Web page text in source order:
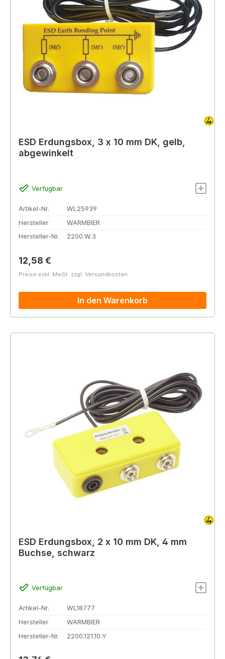
ESD Erdungsbox, 3 x 10 mm DK, gelb,
abgewinkelt
Verfügbar
Artikel-Nr.
WL25939
Hersteller
WARMBIER
Hersteller-Nr.
2200.W.3
Regulärer Preis:
12,58 €
Preise exkl. MwSt. zzgl. Versandkosten
In den Warenkorb
ESD Erdungsbox, 2 x 10 mm DK, 4 mm
Buchse, schwarz
Verfügbar
Artikel-Nr.
WL18777
Hersteller
WARMBIER
Hersteller-Nr.
2200.121.10.Y